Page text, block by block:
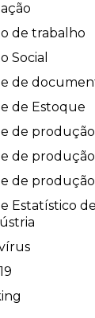
de trabalho
Social
de
de Estoque
de produção
de produção
de produção
Estatístico